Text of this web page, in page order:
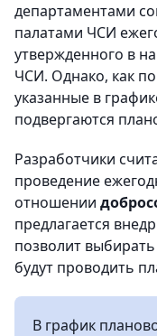
департаментами
палатами ЧСИ
утвержденного в
ЧСИ. Однако, как
указанные в
подвергаются
Разработчики
проведение
отношении
предлагается
позволит
будут проводить
В график